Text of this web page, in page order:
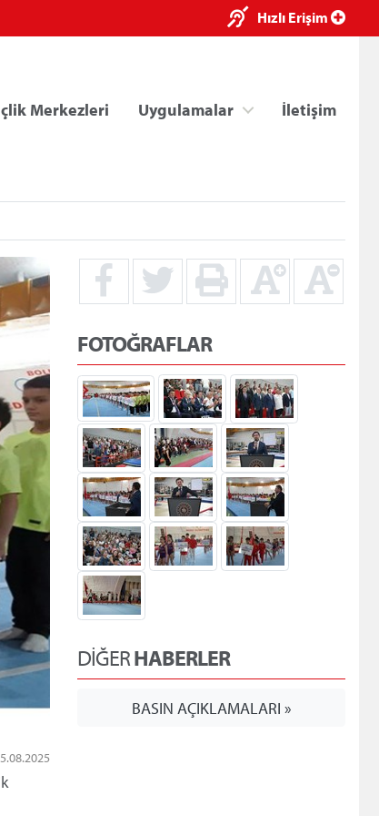
Hızlı Erişim
Merkezleri Uygulamalar İletişim
FOTOĞRAFLAR
DİĞERHABERLER
BASIN AÇIKLAMALARI »
×